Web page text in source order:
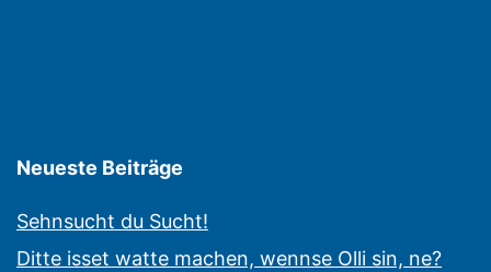
Neueste Beiträge
Sehnsucht du Sucht!
Ditte isset watte machen, wennse Olli sin, ne?